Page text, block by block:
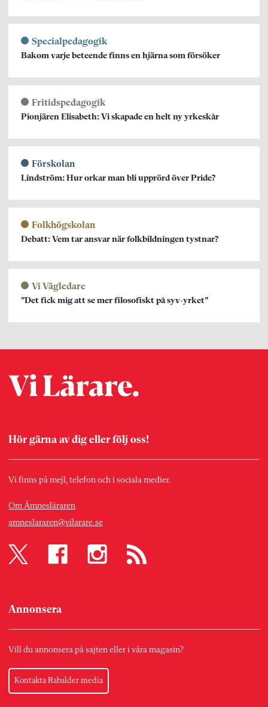
Specialpedagogik
Bakom varje beteende finns en hjärna som försöker
Fritidspedagogik
Pionjären Elisabeth: Vi skapade en helt ny yrkeskår
Förskolan
Lindström: Hur orkar man bli upprörd över Pride?
Folkhögskolan
Debatt: Vem tar ansvar när folkbildningen tystnar?
Vi Vägledare
”Det fick mig att se mer filosofiskt på syv-yrket”
Hör gärna av dig eller följ oss!
Vi finns på mejl, telefon och i sociala medier.
Om Ämnesläraren
amneslararen@vilarare.se
Annonsera
Vill du annonsera på sajten eller i våra magasin?
Kontakta Rabalder media